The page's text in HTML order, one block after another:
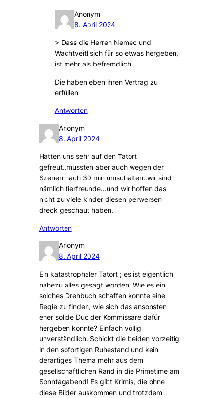
Anonym
8. April 2024
> Dass die Herren Nemec und
Wachtveitl sich für so etwas hergeben,
ist mehr als befremdlich
Die haben eben ihren Vertrag zu
erfüllen
Antworten
Anonym
8. April 2024
Hatten uns sehr auf den Tatort
gefreut..mussten aber auch wegen der
Szenen nach 30 min umschalten..wir sind
nämlich tierfreunde…und wir hoffen das
nicht zu viele kinder diesen perwersen
dreck geschaut haben.
Antworten
Anonym
8. April 2024
Ein katastrophaler Tatort ; es ist eigentlich
nahezu alles gesagt worden. Wie es ein
solches Drehbuch schaffen konnte eine
Regie zu finden, wie sich das ansonsten
eher solide Duo der Kommissare dafür
hergeben konnte? Einfach völlig
unverständlich. Schickt die beiden vorzeitig
in den sofortigen Ruhestand und kein
derartiges Thema mehr aus dem
gesellschaftlichen Rand in die Primetime am
Sonntagabend! Es gibt Krimis, die ohne
diese Bilder auskommen und trotzdem